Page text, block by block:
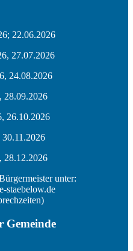
27.07.2026
24.08.2026
28.09.2026
26.10.2026
28.12.2026
unter:
staebelow.de
Gemeinde